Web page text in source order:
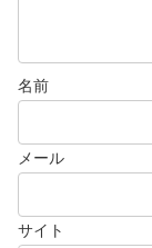
名前
メール
サイト